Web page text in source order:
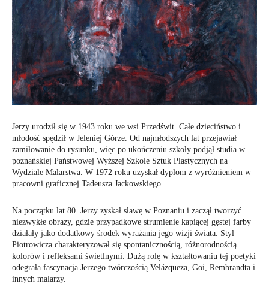
Jerzy urodził się w 1943 roku we wsi Przedświt. Całe dzieciństwo i
młodość spędził w Jeleniej Górze. Od najmłodszych lat przejawiał
zamiłowanie do rysunku, więc po ukończeniu szkoły podjął studia w
poznańskiej Państwowej Wyższej Szkole Sztuk Plastycznych na
Wydziale Malarstwa. W 1972 roku uzyskał dyplom z wyróżnieniem w
pracowni graficznej Tadeusza Jackowskiego.
Na początku lat 80. Jerzy zyskał sławę w Poznaniu i zaczął tworzyć
niezwykłe obrazy, gdzie przypadkowe strumienie kapiącej gęstej farby
działały jako dodatkowy środek wyrażania jego wizji świata. Styl
Piotrowicza charakteryzował się spontanicznością, różnorodnością
kolorów i refleksami świetlnymi. Dużą rolę w kształtowaniu tej poetyki
odegrała fascynacja Jerzego twórczością Velázqueza, Goi, Rembrandta i
innych malarzy.